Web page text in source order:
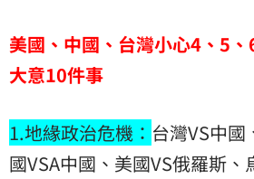
美國、中國、台灣小心4、5
大意10件事
1.地緣政治危機： 台灣VS中國
國VSA中國、美國VS俄羅斯、